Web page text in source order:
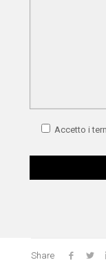
Accetto i
Share